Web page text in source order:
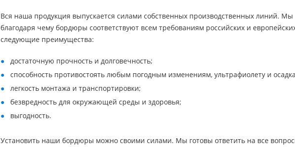
Вся наша продукция выпускается силами собственных производственных линий.
благодаря чему бордюры соответствуют всем требованиям российских и
следующие преимущества:
достаточную прочность и долговечность;
способность противостоять любым погодным изменениям, ультрафиолету и
легкость монтажа и транспортировки;
безвредность для окружающей среды и здоровья;
выгодность.
Установить наши бордюры можно своими силами. Мы готовы ответить на все